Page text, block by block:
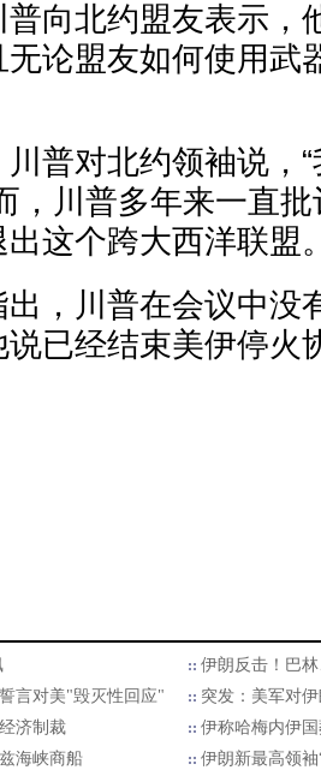
向北约盟友表示，
论盟友如何使用武
普对北约领袖说，
，川普多年来一直
这个跨大西洋联盟
，川普在会议中没
已经结束美伊停火
伊朗反击！巴
言对美"毁灭性回应"
突发：美军对
济制裁
伊称哈梅内伊
海峡商船
伊朗新最高领